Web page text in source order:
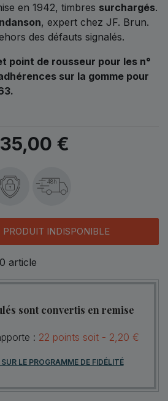
en 1942, timbres surchargés.
, expert chez JF. Brun.
des défauts signalés.
point de rousseur pour les n°
sur la gomme pour
€
48h
PRODUIT INDISPONIBLE
0 article
sont convertis en remise
: 22 points soit - 2,20 €
LE PROGRAMME DE FIDÉLITÉ